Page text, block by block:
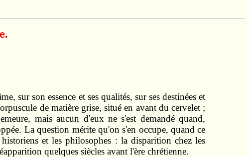
sur son essence et ses qualités, sur ses destinées et
de matière grise, situé en avant du cervelet ;
mais aucun d'eux ne s'est demandé quand,
La question mérite qu'on s'en occupe, quand ce
et les philosophes : la disparition chez les
quelques siècles avant l'ère chrétienne.